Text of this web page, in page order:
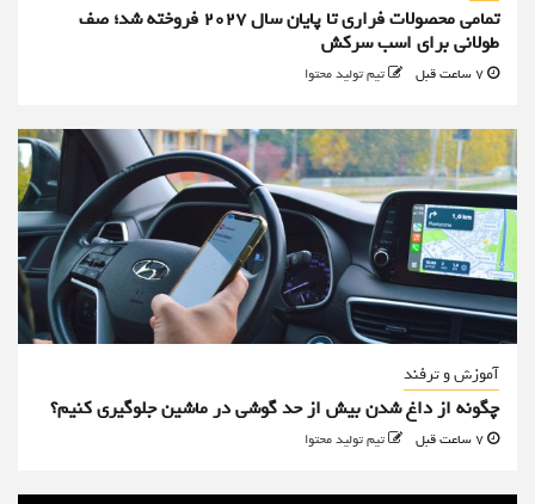
تمامی محصولات فراری تا پایان سال ۲۰۲۷ فروخته شد؛ صف
طولانی برای اسب سرکش
تیم تولید محتوا
آموزش و ترفند
چگونه از داغ شدن بیش از حد گوشی در ماشین جلوگیری کنیم؟
تیم تولید محتوا